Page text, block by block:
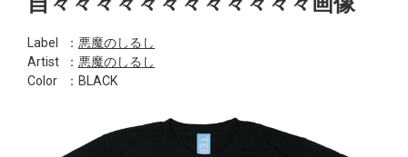
Label ： 悪魔のしるし
Artist
： 悪魔のしるし
Color
：BLACK